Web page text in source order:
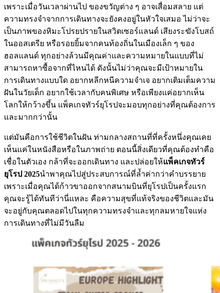
เพราะเมื่อวันเวลาผ่านไป ของขวัญต่าง ๆ อาจเสื่อมสลาย แต่
ความทรงจำจากการเดินทางจะยังคงอยู่ในหัวใจเสมอ ไม่ว่าจะ
เป็นภาพของหิมะโปรยปรายในสวิตเซอร์แลนด์ เสียงระฆังโบสถ์
ในออสเตรีย หรือรอยยิ้มจากคนท้องถิ่นในเมืองเล็ก ๆ ของ
ฮอลแลนด์ ทุกอย่างล้วนมีคุณค่าและความหมายในแบบที่ไม่
สามารถหาซื้อจากที่ไหนได้ ดังนั้นไม่ว่าคุณจะมีเป้าหมายใน
การเดินทางแบบใด อยากหลีกหนีความจำเจ อยากเติมเต็มความ
ฝันในวัยเด็ก อยากใช้เวลากับคนพิเศษ หรือเพียงแค่อยากเห็น
โลกให้กว้างขึ้น แพ็คเกจทัวร์ยุโรปจะมอบทุกอย่างที่คุณต้องการ
และมากกว่านั้น
แต่มันคือการใช้ชีวิตในฝัน ท่ามกลางสถานที่ที่ครั้งหนึ่งคุณเคย
เห็นแค่ในหนังสือหรือในภาพถ่าย ตอนนี้สิ่งเดียวที่คุณต้องทำคือ
เชื่อในตัวเอง กล้าที่จะออกเดินทาง และปล่อยให้แพ็คเกจทัวร์
ยุโรป 2025นำพาคุณไปสู่ประสบการณ์ที่ล้ำค่ากว่าคำบรรยาย
เพราะเมื่อคุณได้ก้าวขาออกจากสนามบินที่ยุโรปเป็นครั้งแรก
คุณจะรู้ได้ทันทีว่านี่แหละ คือความสุขที่แท้จริงของชีวิตและมัน
จะอยู่กับคุณตลอดไปในทุกความทรงจำและทุกลมหายใจแห่ง
การเดินทางที่ไม่มีวันลืม